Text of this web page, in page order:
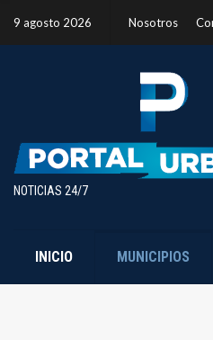
9 agosto 2026 Nosotros
NOTICIAS 24/7
INICIO MUNICIPIOS